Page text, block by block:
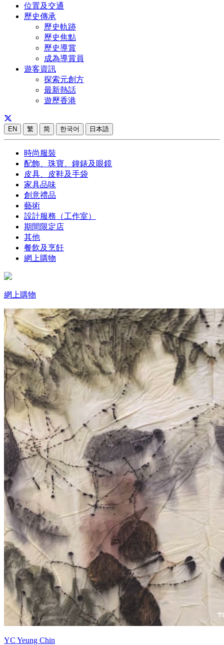
位置及交通
歷史傳承
歷史軌跡
歷史焦點
歷史導賞
成為導賞員
遊客資訊
探索元創方
最新熱話
遊歷香港
EN 繁 简 한국어 日本語
時尚服裝
配飾、珠寶、鐘錶及眼鏡
皮具、皮鞋及手袋
家具品味
創意禮品
藝術
設計服務（工作室）
期間限定店
其他
餐飲及烹飪
網上購物
網上購物
YC Yeung Chin